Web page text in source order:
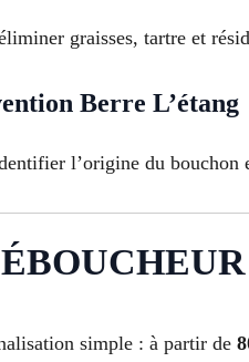
graisses, tartre et
Berre L’étang
l’origine du
simple : à partir de